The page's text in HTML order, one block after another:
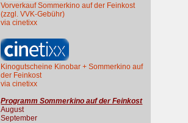
Vorverkauf Sommerkino auf der Feinkost
(zzgl. VVK-Gebühr)
via cinetixx
Kinogutscheine Kinobar + Sommerkino auf
der Feinkost
via cinetixx
Programm Sommerkino auf der Feinkost
August
September